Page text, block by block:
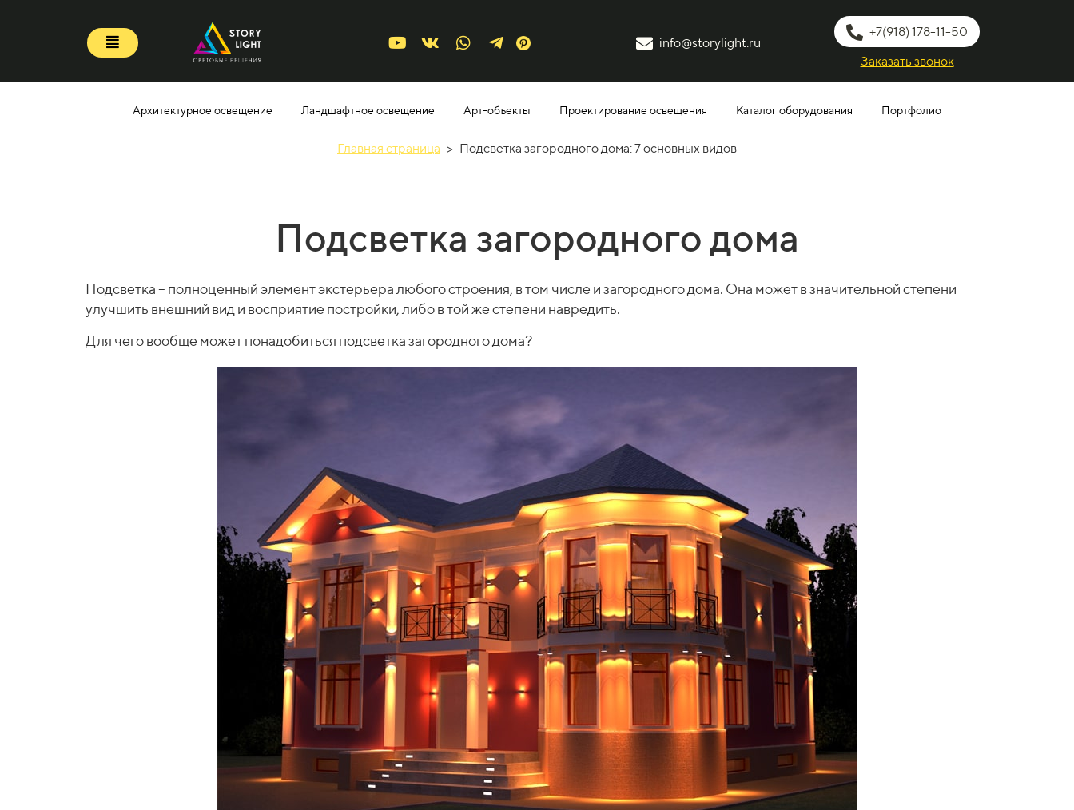
info@storylight.ru
+7(918) 178-11-50
Заказать звонок
Архитектурное освещение Ландшафтное освещение Арт-объекты Проектирование освещения Каталог оборудования Портфолио
Главная страница > Подсветка загородного дома: 7 основных видов
Подсветка загородного дома
Подсветка – полноценный элемент экстерьера любого строения, в том числе и загородного дома. Она может в значительной степени
улучшить внешний вид и восприятие постройки, либо в той же степени навредить.​​​​
Для чего вообще может понадобиться подсветка загородного дома?